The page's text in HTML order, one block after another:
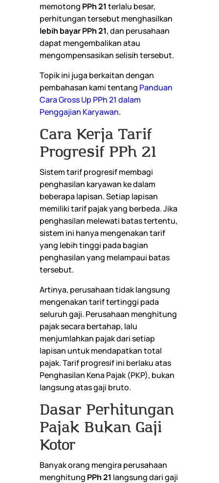
memotong PPh 21terlalu besar,
perhitungan tersebut menghasilkan
lebih bayar PPh 21, dan perusahaan
dapat mengembalikan atau
mengompensasikan selisih tersebut.
Topik ini juga berkaitan dengan
pembahasan kami tentang Panduan
Cara Gross Up PPh 21 dalam
Penggajian Karyawan.
Cara Kerja Tarif
Progresif PPh 21
Sistem tarif progresif membagi
penghasilan karyawan ke dalam
beberapa lapisan. Setiap lapisan
memiliki tarif pajak yang berbeda. Jika
penghasilan melewati batas tertentu,
sistem ini hanya mengenakan tarif
yang lebih tinggi pada bagian
penghasilan yang melampaui batas
tersebut.
Artinya, perusahaan tidak langsung
mengenakan tarif tertinggi pada
seluruh gaji. Perusahaan menghitung
pajak secara bertahap, lalu
menjumlahkan pajak dari setiap
lapisan untuk mendapatkan total
pajak. Tarif progresif ini berlaku atas
Penghasilan Kena Pajak (PKP), bukan
langsung atas gaji bruto.
Dasar Perhitungan
Pajak Bukan Gaji
Kotor
Banyak orang mengira perusahaan
menghitung PPh 21 langsung dari gaji